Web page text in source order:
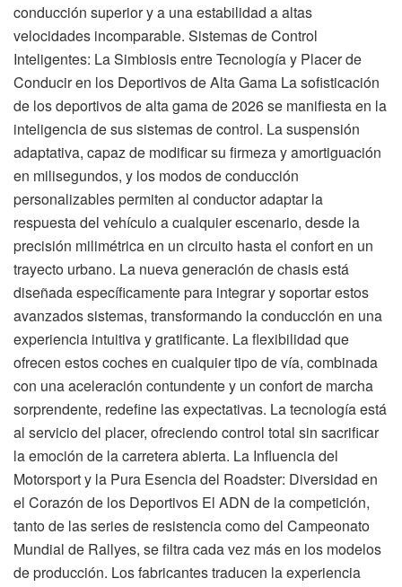
conducción superior y a una estabilidad a altas
velocidades incomparable. Sistemas de Control
Inteligentes: La Simbiosis entre Tecnología y Placer de
Conducir en los Deportivos de Alta Gama La sofisticación
de los deportivos de alta gama de 2026 se manifiesta en la
inteligencia de sus sistemas de control. La suspensión
adaptativa, capaz de modificar su firmeza y amortiguación
en milisegundos, y los modos de conducción
personalizables permiten al conductor adaptar la
respuesta del vehículo a cualquier escenario, desde la
precisión milimétrica en un circuito hasta el confort en un
trayecto urbano. La nueva generación de chasis está
diseñada específicamente para integrar y soportar estos
avanzados sistemas, transformando la conducción en una
experiencia intuitiva y gratificante. La flexibilidad que
ofrecen estos coches en cualquier tipo de vía, combinada
con una aceleración contundente y un confort de marcha
sorprendente, redefine las expectativas. La tecnología está
al servicio del placer, ofreciendo control total sin sacrificar
la emoción de la carretera abierta. La Influencia del
Motorsport y la Pura Esencia del Roadster: Diversidad en
el Corazón de los Deportivos El ADN de la competición,
tanto de las series de resistencia como del Campeonato
Mundial de Rallyes, se filtra cada vez más en los modelos
de producción. Los fabricantes traducen la experiencia